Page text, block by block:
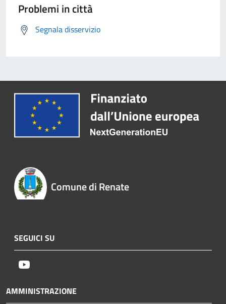
Problemi in città
Segnala disservizio
Comune di Renate
SEGUICI SU
AMMINISTRAZIONE